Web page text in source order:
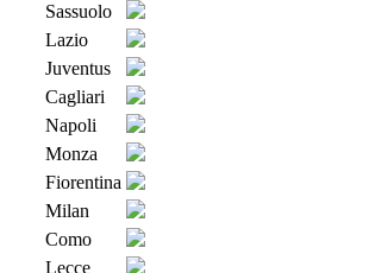
Sassuolo
Lazio
Juventus
Cagliari
Napoli
Monza
Fiorentina
Milan
Como
Lecce